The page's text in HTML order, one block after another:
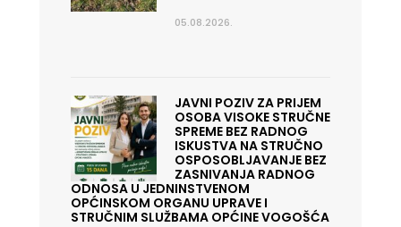
05.08.2026.
JAVNI POZIV ZA PRIJEM
OSOBA VISOKE STRUČNE
SPREME BEZ RADNOG
ISKUSTVA NA STRUČNO
OSPOSOBLJAVANJE BEZ
ZASNIVANJA RADNOG
ODNOSA U JEDNINSTVENOM
OPĆINSKOM ORGANU UPRAVE I
STRUČNIM SLUŽBAMA OPĆINE VOGOŠĆA